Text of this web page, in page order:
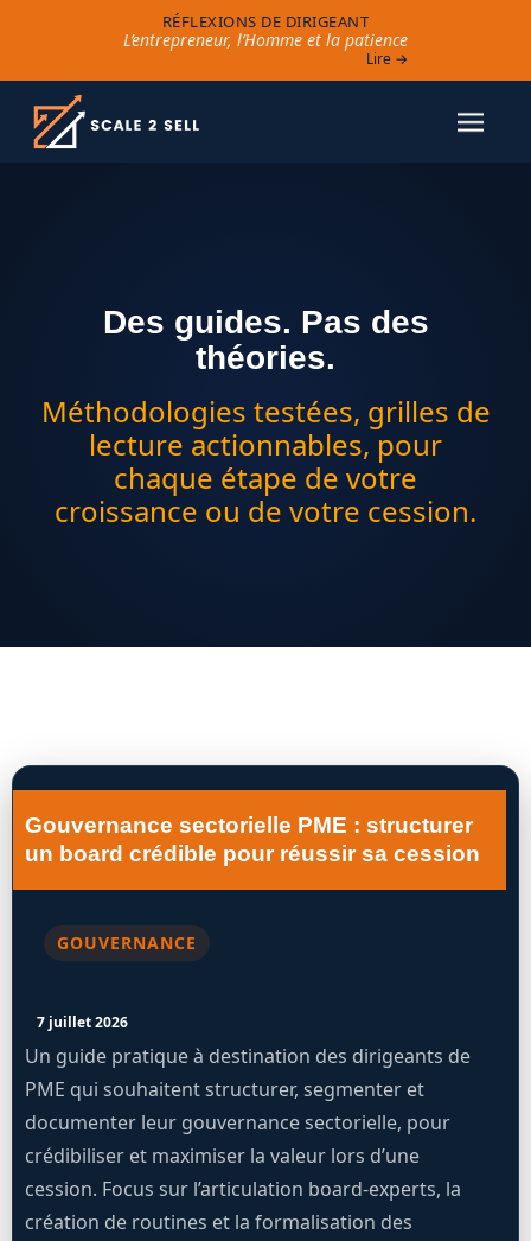
RÉFLEXIONS DE DIRIGEANT
L’entrepreneur, l’Homme et la patience
Lire →
Des guides. Pas des
théories.
Méthodologies testées, grilles de
lecture actionnables, pour
chaque étape de votre
croissance ou de votre cession.
Gouvernance sectorielle PME : structurer
un board crédible pour réussir sa cession
GOUVERNANCE
7 juillet 2026
Un guide pratique à destination des dirigeants de
PME qui souhaitent structurer, segmenter et
documenter leur gouvernance sectorielle, pour
crédibiliser et maximiser la valeur lors d’une
cession. Focus sur l’articulation board-experts, la
création de routines et la formalisation des